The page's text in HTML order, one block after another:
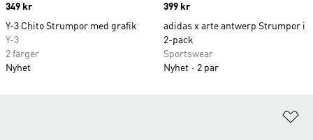
Price
349 kr
Y-3 Chito Strumpor med grafik
Y-3
2 färger
Nyhet
Price
399 kr
adidas x arte antwerp Strumpor i
2-pack
Sportswear
Nyhet
2 par